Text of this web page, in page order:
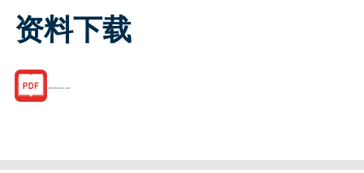
资料下载
R180523131.pdf